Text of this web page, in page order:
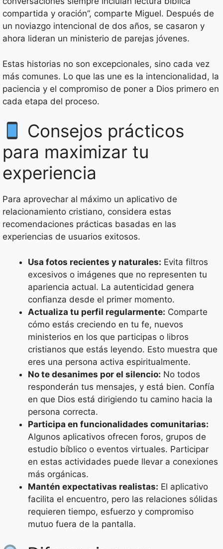
compartida y oración”, comparte Miguel. Después de
un noviazgo intencional de dos años, se casaron y
ahora lideran un ministerio de parejas jóvenes.
Estas historias no son excepcionales, sino cada vez
más comunes. Lo que las une es la intencionalidad, la
paciencia y el compromiso de poner a Dios primero en
cada etapa del proceso.
Consejos prácticos
para maximizar tu
experiencia
Para aprovechar al máximo un aplicativo de
relacionamiento cristiano, considera estas
recomendaciones prácticas basadas en las
experiencias de usuarios exitosos.
Usa fotos recientes y naturales: Evita filtros
excesivos o imágenes que no representen tu
apariencia actual. La autenticidad genera
confianza desde el primer momento.
Actualiza tu perfil regularmente: Comparte
cómo estás creciendo en tu fe, nuevos
ministerios en los que participas o libros
cristianos que estás leyendo. Esto muestra que
eres una persona activa espiritualmente.
No te desanimes por el silencio: No todos
responderán tus mensajes, y está bien. Confía
en que Dios está dirigiendo tu camino hacia la
persona correcta.
Participa en funcionalidades comunitarias:
Algunos aplicativos ofrecen foros, grupos de
estudio bíblico o eventos virtuales. Participar
en estas actividades puede llevar a conexiones
más orgánicas.
Mantén expectativas realistas: El aplicativo
facilita el encuentro, pero las relaciones sólidas
requieren tiempo, esfuerzo y compromiso
mutuo fuera de la pantalla.